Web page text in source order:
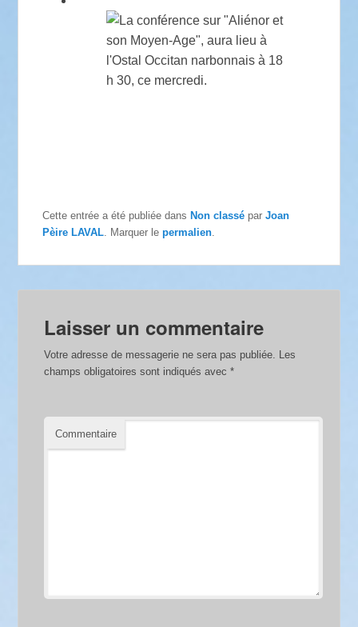
Cette entrée a été publiée dansNon classé parJoan
Pèire LAVAL . Marquer lepermalien
Laisser un commentaire
Votre adresse de messagerie ne sera pas publiée. Les
champs obligatoires sont indiqués avec*
Commentaire